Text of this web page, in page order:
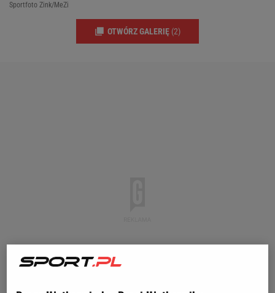
Sportfoto Zink/MeZi
OTWÓRZ GALERIĘ (2)